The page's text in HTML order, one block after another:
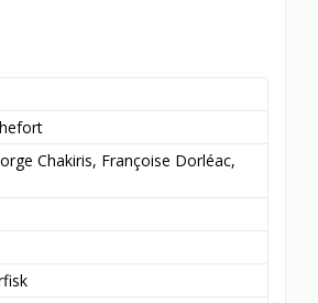
Chakiris, Françoise Dorléac,